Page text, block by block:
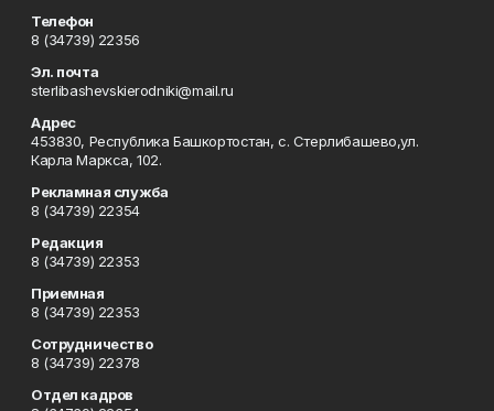
Телефон
8 (34739) 22356
Эл. почта
sterlibashevskierodniki@mail.ru
Адрес
453830, Республика Башкортостан, c. Стерлибашево,ул.
Карла Маркса, 102.
Рекламная служба
8 (34739) 22354
Редакция
8 (34739) 22353
Приемная
8 (34739) 22353
Сотрудничество
8 (34739) 22378
Отдел кадров